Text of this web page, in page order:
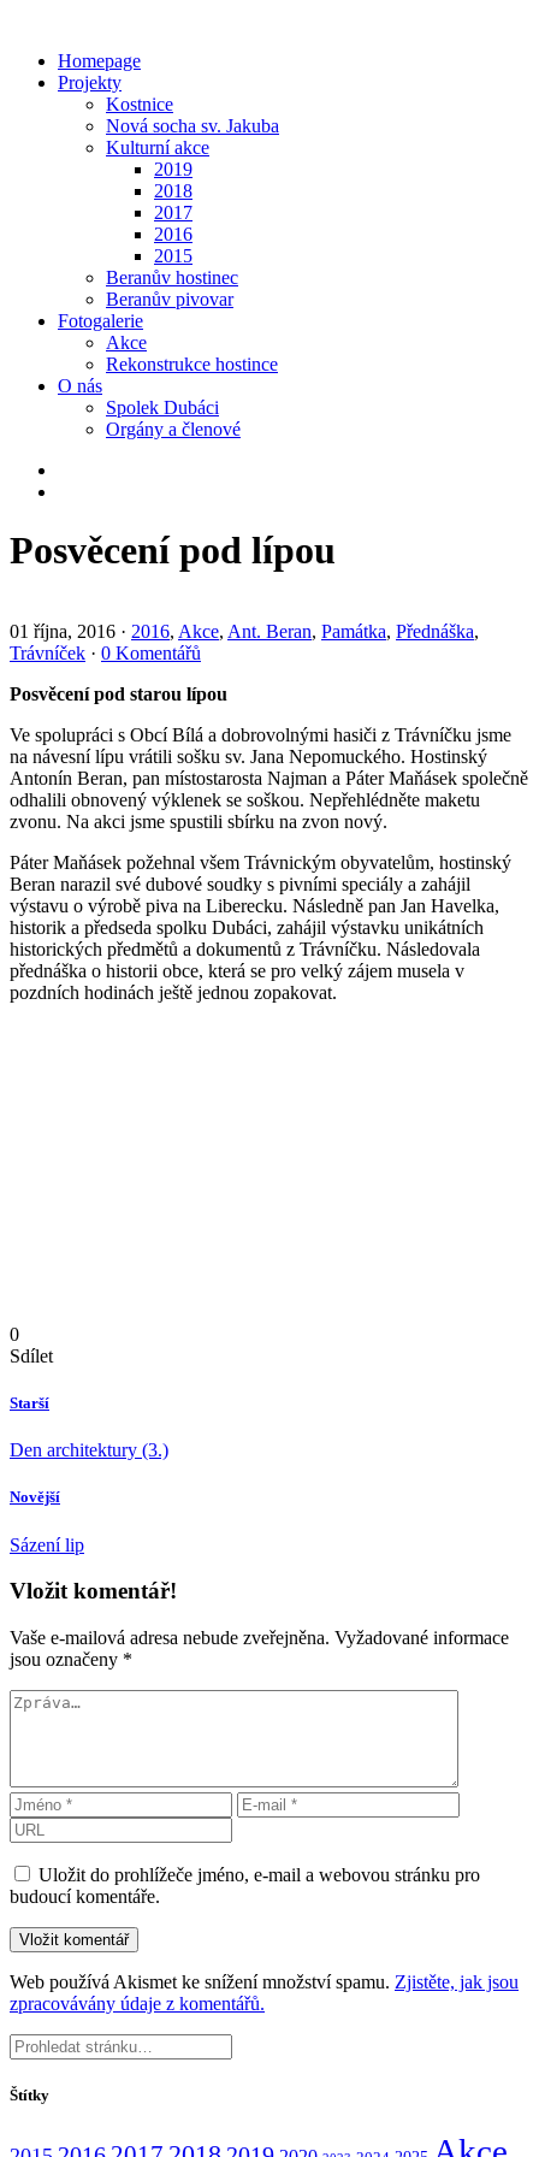
Homepage
Projekty
Kostnice
Nová socha sv. Jakuba
Kulturní akce
2019
2018
2017
2016
2015
Beranův hostinec
Beranův pivovar
Fotogalerie
Akce
Rekonstrukce hostince
O nás
Spolek Dubáci
Orgány a členové
Posvěcení pod lípou
01 října, 2016 · 2016, Akce, Ant. Beran, Památka, Přednáška,
Trávníček · 0 Komentářů
Posvěcení pod starou lípou
Ve spolupráci s Obcí Bílá a dobrovolnými hasiči z Trávníčku jsme
na návesní lípu vrátili sošku sv. Jana Nepomuckého. Hostinský
Antonín Beran, pan místostarosta Najman a Páter Maňásek společně
odhalili obnovený výklenek se soškou. Nepřehlédněte maketu
zvonu. Na akci jsme spustili sbírku na zvon nový.
Páter Maňásek požehnal všem Trávnickým obyvatelům, hostinský
Beran narazil své dubové soudky s pivními speciály a zahájil
výstavu o výrobě piva na Liberecku. Následně pan Jan Havelka,
historik a předseda spolku Dubáci, zahájil výstavku unikátních
historických předmětů a dokumentů z Trávníčku. Následovala
přednáška o historii obce, která se pro velký zájem musela v
pozdních hodinách ještě jednou zopakovat.
0
Sdílet
Starší
Den architektury (3.)
Novější
Sázení lip
Vložit komentář!
Vaše e-mailová adresa nebude zveřejněna. Vyžadované informace
jsou označeny *
Uložit do prohlížeče jméno, e-mail a webovou stránku pro
budoucí komentáře.
Web používá Akismet ke snížení množství spamu. Zjistěte, jak jsou
zpracovávány údaje z komentářů.
Štítky